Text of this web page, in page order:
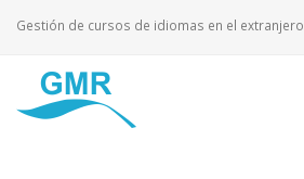
Gestión de cursos de idiomas en el extranjero